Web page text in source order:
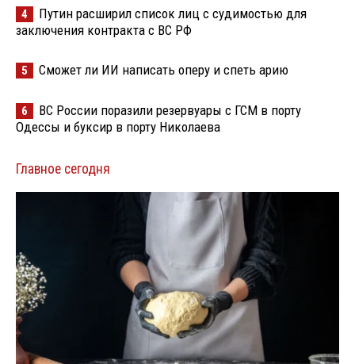
4
Путин расширил список лиц с судимостью для
заключения контракта с ВС РФ
5 Сможет ли ИИ написать оперу и спеть арию
6
ВС России поразили резервуары с ГСМ в порту
Одессы и буксир в порту Николаева
Главное сегодня